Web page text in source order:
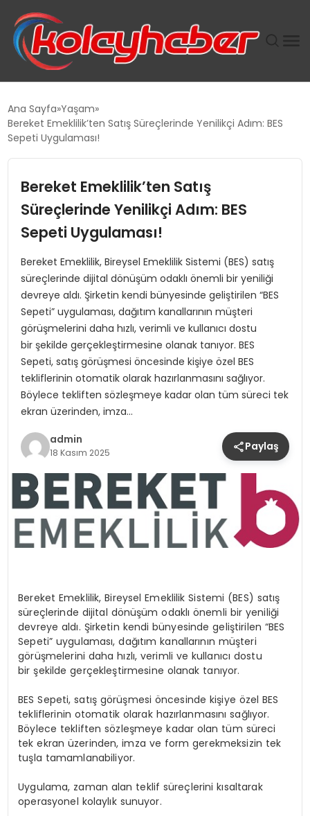
SUWEN’IN İSTIHDAM MODELI EKONOMIDE KADIN
TANYER YAPI ZEMIN MÜHENDISLIĞINDE HEDEF
BÜYÜTTÜ
TOROSLAR’DA PAZAR GERGİNLİĞİ!
Ana Sayfa Yaşam
Bereket Emeklilik’ten Satış Süreçlerinde Yenilikçi Adım: BES
Sepeti Uygulaması!
Bereket Emeklilik’ten Satış
Süreçlerinde Yenilikçi Adım: BES
Sepeti Uygulaması!
Bereket Emeklilik, Bireysel Emeklilik Sistemi (BES) satış
süreçlerinde dijital dönüşüm odaklı önemli bir yeniliği
devreye aldı. Şirketin kendi bünyesinde geliştirilen “BES
Sepeti” uygulaması, dağıtım kanallarının müşteri
görüşmelerini daha hızlı, verimli ve kullanıcı dostu
bir şekilde gerçekleştirmesine olanak tanıyor. BES
Sepeti, satış görüşmesi öncesinde kişiye özel BES
tekliflerinin otomatik olarak hazırlanmasını sağlıyor.
Böylece tekliften sözleşmeye kadar olan tüm süreci tek
ekran üzerinden, imza…
admin
18 Kasım 2025 Paylaş
Bereket Emeklilik, Bireysel Emeklilik Sistemi (BES) satış
süreçlerinde dijital dönüşüm odaklı önemli bir yeniliği
devreye aldı. Şirketin kendi bünyesinde geliştirilen “BES
Sepeti” uygulaması, dağıtım kanallarının müşteri
görüşmelerini daha hızlı, verimli ve kullanıcı dostu
bir şekilde gerçekleştirmesine olanak tanıyor.
BES Sepeti, satış görüşmesi öncesinde kişiye özel BES
tekliflerinin otomatik olarak hazırlanmasını sağlıyor.
Böylece tekliften sözleşmeye kadar olan tüm süreci
tek ekran üzerinden, imza ve form gerekmeksizin tek
tuşla tamamlanabiliyor.
Uygulama, zaman alan teklif süreçlerini kısaltarak
operasyonel kolaylık sunuyor.